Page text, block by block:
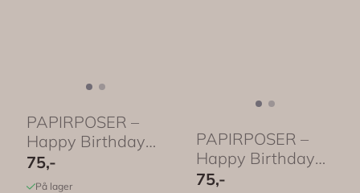
PAPIRPOSER –
Happy Birthday
Unicorn – 12 pk ...
75,-
På lager
PAPIRPOSER –
Happy Birthday
Cowboy – 12 pk ...
75,-